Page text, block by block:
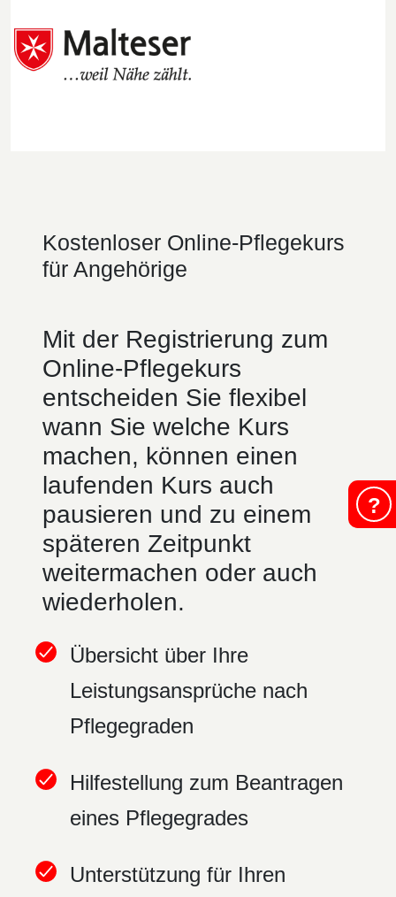
Kostenloser Online-Pflegekurs
für Angehörige
Mit der Registrierung zum
Online-Pflegekurs
entscheiden Sie flexibel
wann Sie welche Kurs
machen, können einen
laufenden Kurs auch
pausieren und zu einem
späteren Zeitpunkt
weitermachen oder auch
wiederholen.
Übersicht über Ihre
Leistungsansprüche nach
Pflegegraden
Hilfestellung zum Beantragen
eines Pflegegrades
Unterstützung für Ihren
?